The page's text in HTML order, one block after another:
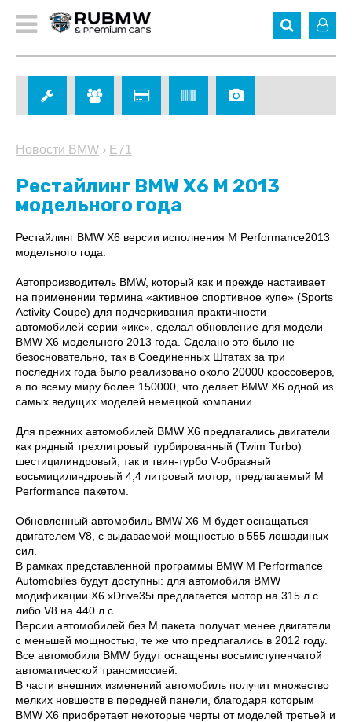
Новости BMW › E71
Рестайлинг BMW X6 M 2013
модельного года
Рестайлинг BMW X6 версии исполнения M Performance2013
модельного года.
Автопроизводитель BMW, который как и прежде настаивает
на применении термина «активное спортивное купе» (Sports
Activity Coupe) для подчеркивания практичности
автомобилей серии «икс», сделал обновление для модели
BMW X6 модельного 2013 года. Сделано это было не
безосновательно, так в Соединенных Штатах за три
последних года было реализовано около 20000 кроссоверов,
а по всему миру более 150000, что делает BMW Х6 одной из
самых ведущих моделей немецкой компании.
Для прежних автомобилей BMW X6 предлагались двигатели
как рядный трехлитровый турбированный (Twim Turbo)
шестицилиндровый, так и твин-турбо V-образный
восьмицилиндровый 4,4 литровый мотор, предлагаемый M
Performance пакетом.
Обновленный автомобиль BMW X6 M будет оснащаться
двигателем V8, с выдаваемой мощностью в 555 лошадиных
сил.
В рамках представленной программы BMW M Performance
Automobiles будут доступны: для автомобиля BMW
модификации X6 xDrive35i предлагается мотор на 315 л.с.
либо V8 на 440 л.с.
Версии автомобилей без М пакета получат менее двигатели
с меньшей мощностью, те же что предлагались в 2012 году.
Все автомобили BMW будут оснащены восьмиступенчатой
автоматической трансмиссией.
В части внешних изменений автомобиль получит множество
мелких новшеств в передней панели, благодаря которым
BMW X6 приобретает некоторые черты от моделей третьей и